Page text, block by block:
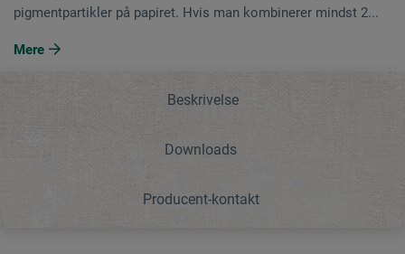
pigmentpartikler på papiret. Hvis man kombinerer mindst 2...
Mere
Beskrivelse
Downloads
Producent-kontakt